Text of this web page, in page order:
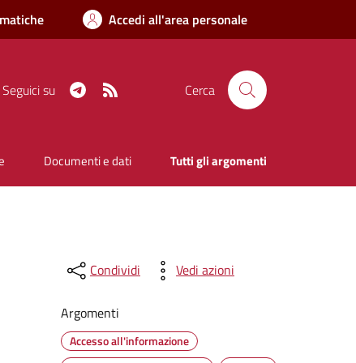
Accedi all'area personale
Seguici su Telegram Cerca
Documenti e dati Tutti gli argomenti
Condividi Vedi azioni
Argomenti
Accesso all'informazione